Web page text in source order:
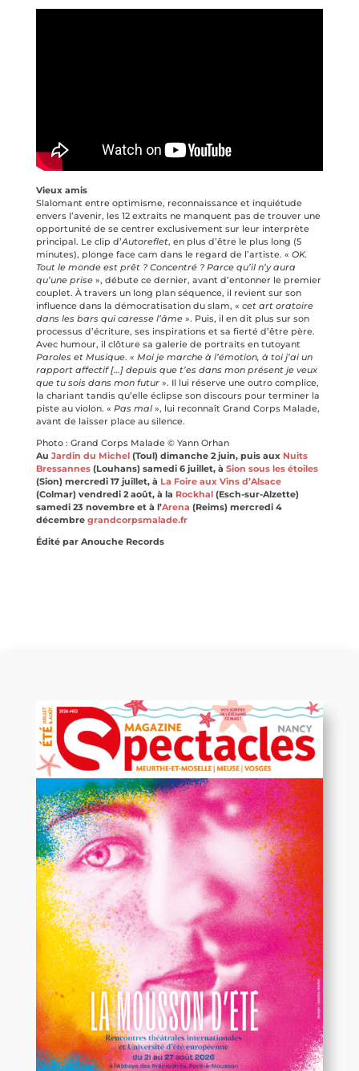
Vieux amis
Slalomant entre optimisme, reconnaissance et inquiétude
envers l’avenir, les 12 extraits ne manquent pas de trouver une
opportunité de se centrer exclusivement sur leur interprète
principal. Le clip d’Autoreflet, en plus d’être le plus long (5
minutes), plonge face cam dans le regard de l’artiste. « OK.
Tout le monde est prêt ? Concentré ? Parce qu’il n’y aura
qu’une prise», débute ce dernier, avant d’entonner le premier
couplet. À travers un long plan séquence, il revient sur son
influence dans la démocratisation du slam, « cet art oratoire
dans les bars qui caresse l’âme». Puis, il en dit plus sur son
processus d’écriture, ses inspirations et sa fierté d’être père.
Avec humour, il clôture sa galerie de portraits en tutoyant
Paroles et Musique. « Moi je marche à l’émotion, à toi j’ai un
rapport affectif […] depuis que t’es dans mon présent je veux
que tu sois dans mon futur». Il lui réserve une outro complice,
la chariant tandis qu’elle éclipse son discours pour terminer la
piste au violon. « Pas mal», lui reconnaît Grand Corps Malade,
avant de laisser place au silence.
Photo : Grand Corps Malade © Yann Orhan
Au Jardin du Michel(Toul) dimanche 2 juin, puis aux Nuits
Bressannes(Louhans) samedi 6 juillet, à Sion sous les étoiles
(Sion) mercredi 17 juillet, à La Foire aux Vins d’Alsace
(Colmar) vendredi 2 août, à la Rockhal(Esch-sur-Alzette)
samedi 23 novembre et à l’Arena (Reims) mercredi 4
décembre grandcorpsmalade.fr
Édité par Anouche Records